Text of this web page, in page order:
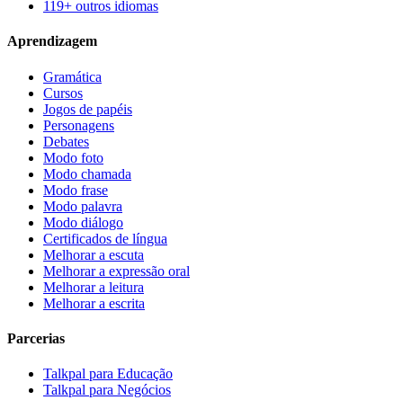
119+ outros idiomas
Aprendizagem
Gramática
Cursos
Jogos de papéis
Personagens
Debates
Modo foto
Modo chamada
Modo frase
Modo palavra
Modo diálogo
Certificados de língua
Melhorar a escuta
Melhorar a expressão oral
Melhorar a leitura
Melhorar a escrita
Parcerias
Talkpal para Educação
Talkpal para Negócios